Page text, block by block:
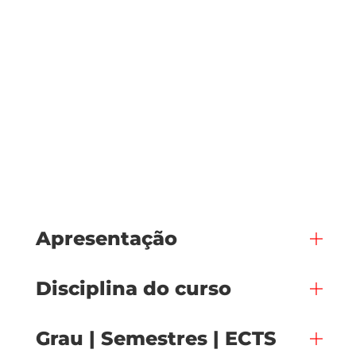
Apresentação
Disciplina do curso
Grau | Semestres | ECTS